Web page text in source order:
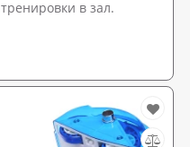
тренировки в зал.